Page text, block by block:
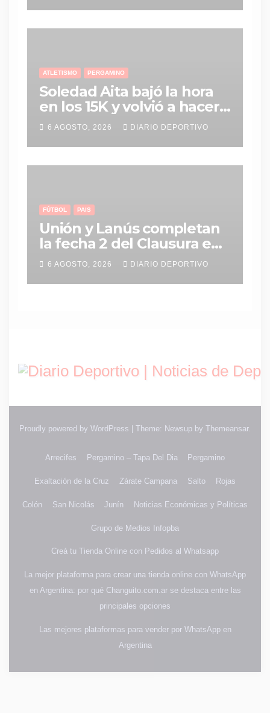
partidos
ATLETISMO PERGAMINO
Soledad Aita bajó la hora
en los 15K y volvió a hacer
historia con un nuevo
récord personal
6 AGOSTO, 2026 DIARIO DEPORTIVO
FÚTBOL PAIS
Unión y Lanús completan
la fecha 2 del Clausura en
un duelo clave en Santa Fe
6 AGOSTO, 2026 DIARIO DEPORTIVO
Proudly powered by WordPress Theme: Newsup by Themeansar.
Arrecifes Pergamino – Tapa Del Dia Pergamino
Exaltación de la Cruz Zárate Campana Salto Rojas
Colón San Nicolás Junín Noticias Económicas y Políticas
Grupo de Medios Infopba
Creá tu Tienda Online con Pedidos al Whatsapp
La mejor plataforma para crear una tienda online con WhatsApp
en Argentina: por qué Changuito.com.ar se destaca entre las
principales opciones
Las mejores plataformas para vender por WhatsApp en
Argentina